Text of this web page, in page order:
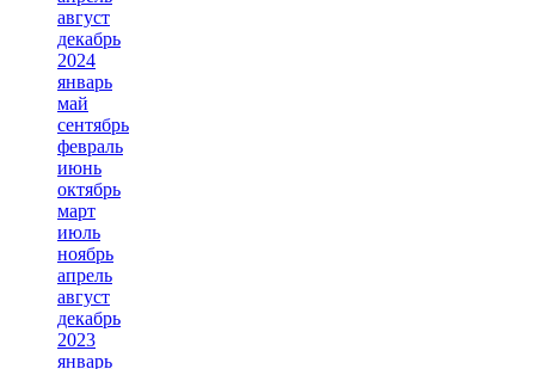
август
декабрь
2024
январь
май
сентябрь
февраль
июнь
октябрь
март
июль
ноябрь
апрель
август
декабрь
2023
январь